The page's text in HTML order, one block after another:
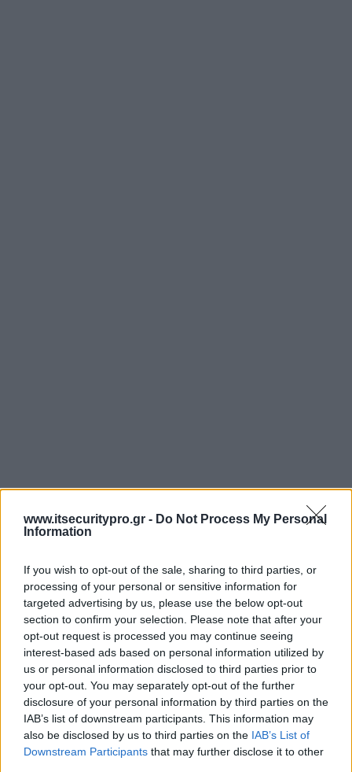
www.itsecuritypro.gr - Do Not Process My Personal
Information
If you wish to opt-out of the sale, sharing to third parties, or
processing of your personal or sensitive information for
targeted advertising by us, please use the below opt-out
section to confirm your selection. Please note that after your
opt-out request is processed you may continue seeing
interest-based ads based on personal information utilized by
us or personal information disclosed to third parties prior to
your opt-out. You may separately opt-out of the further
disclosure of your personal information by third parties on the
IAB’s list of downstream participants. This information may
also be disclosed by us to third parties on the IAB’s List of
Downstream Participants that may further disclose it to other